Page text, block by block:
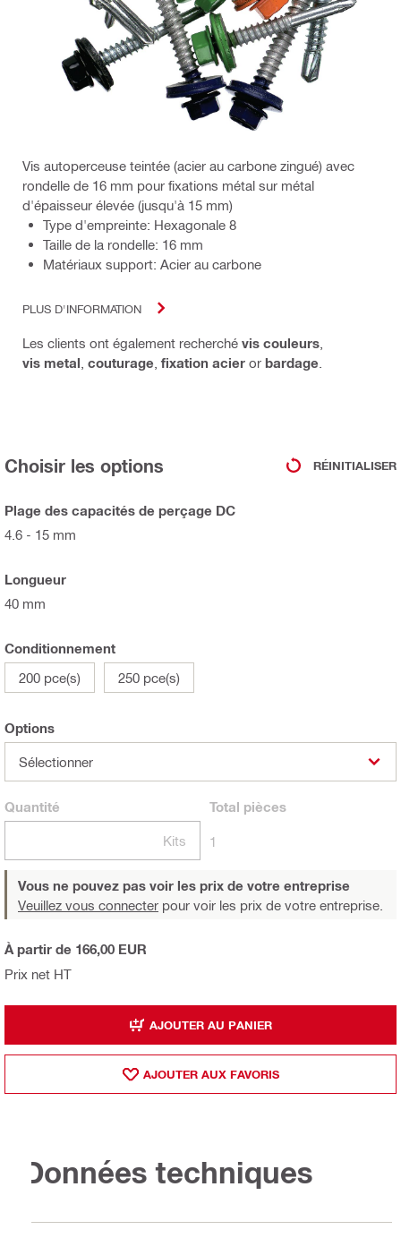
Vis autoperceuse teintée (acier au carbone zingué) avec
rondelle de 16 mm pour fixations métal sur métal
d'épaisseur élevée (jusqu'à 15 mm)
Type d'empreinte: Hexagonale 8
Taille de la rondelle: 16 mm
Matériaux support: Acier au carbone
PLUS D'INFORMATION
Les clients ont également recherché vis couleurs
vis metal couturage fixation acier or bardage
Choisir les options RÉINITIALISER
Plage des capacités de perçage DC
4.6 - 15 mm
Longueur
40 mm
Conditionnement
200 pce(s)
250 pce(s)
Options
Sélectionner
Quantité
Kits
Total pièces
1
Vous ne pouvez pas voir les prix de votre entreprise
Veuillez vous connecter pour voir les prix de votre entreprise.
Prix net HT
À partir de 166,00 EUR
AJOUTER AU PANIER
AJOUTER AUX FAVORIS
Données techniques